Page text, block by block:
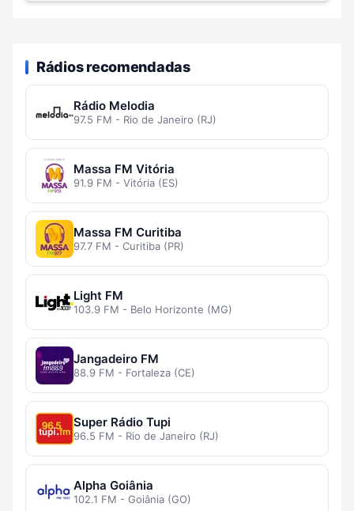
Rádios recomendadas
Rádio Melodia
97.5 FM - Rio de Janeiro (RJ)
Massa FM Vitória
91.9 FM - Vitória (ES)
Massa FM Curitiba
97.7 FM - Curitiba (PR)
Light FM
103.9 FM - Belo Horizonte (MG)
Jangadeiro FM
88.9 FM - Fortaleza (CE)
Super Rádio Tupi
96.5 FM - Rio de Janeiro (RJ)
Alpha Goiânia
102.1 FM - Goiânia (GO)